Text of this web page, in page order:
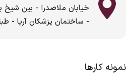
- ساختمان پزشکان آریا - طبقه 4 -
نمونه کارها